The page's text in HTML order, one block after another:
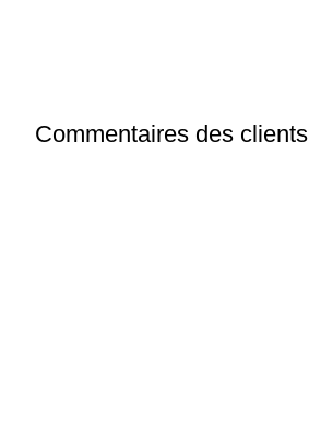
Commentaires des clients